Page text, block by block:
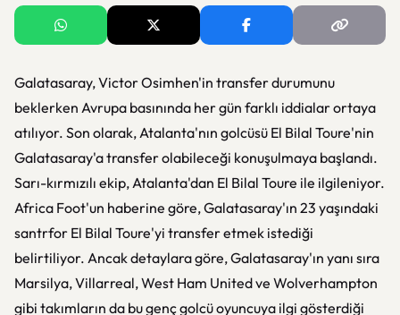
Galatasaray, Victor Osimhen'in transfer durumunu
beklerken Avrupa basınında her gün farklı iddialar ortaya
atılıyor. Son olarak, Atalanta'nın golcüsü El Bilal Toure'nin
Galatasaray'a transfer olabileceği konuşulmaya başlandı.
Sarı-kırmızılı ekip, Atalanta'dan El Bilal Toure ile ilgileniyor.
Africa Foot'un haberine göre, Galatasaray'ın 23 yaşındaki
santrfor El Bilal Toure'yi transfer etmek istediği
belirtiliyor. Ancak detaylara göre, Galatasaray'ın yanı sıra
Marsilya, Villarreal, West Ham United ve Wolverhampton
gibi takımların da bu genç golcü oyuncuya ilgi gösterdiği